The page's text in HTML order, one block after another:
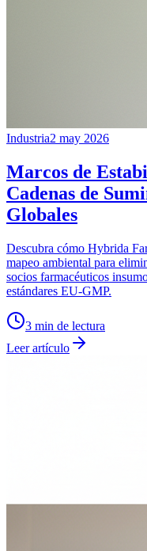
Industria2 may 2026
Marcos de
Cadenas de
Globales
Descubra cómo Hybrida
mapeo ambiental para
socios farmacéuticos
estándares EU-GMP.
3 min de lectura
Leer artículo